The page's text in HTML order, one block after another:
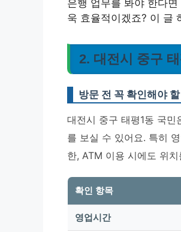
은행 업무를 봐야 한다
욱 효율적이겠죠? 이 글
2. 대전시 중구
방문 전 꼭 확인해야
대전시 중구 태평1동 국
를 보실 수 있어요. 특히
한, ATM 이용 시에도 위
확인 항목
영업시간